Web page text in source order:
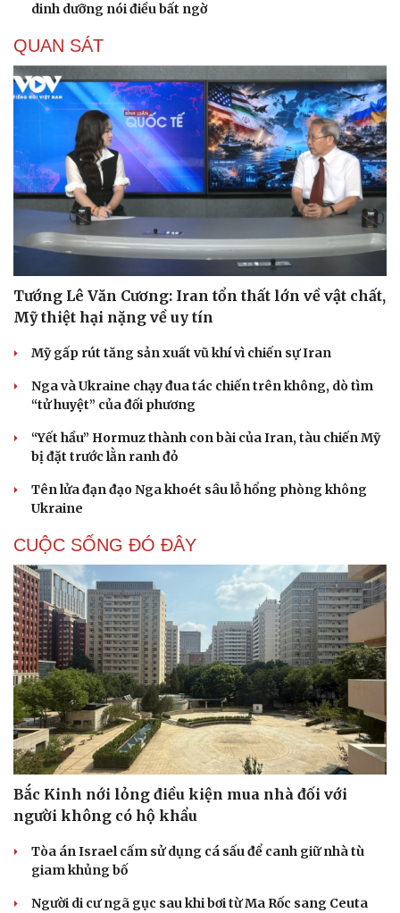
Tư vấn
Săn Tour
check-in
Podcast
Câu chuyện thời sự
Đọc truyện đêm khuya
Cửa sổ tình yêu
Hạt giống tâm hồn
dinh dưỡng nói điều bất ngờ
QUAN SÁT
Tướng Lê Văn Cương: Iran tổn thất lớn về vật chất,
Mỹ thiệt hại nặng về uy tín
Mỹ gấp rút tăng sản xuất vũ khí vì chiến sự Iran
Nga và Ukraine chạy đua tác chiến trên không, dò tìm
“tử huyệt” của đối phương
“Yết hầu” Hormuz thành con bài của Iran, tàu chiến Mỹ
bị đặt trước lằn ranh đỏ
Tên lửa đạn đạo Nga khoét sâu lỗ hổng phòng không
Ukraine
CUỘC SỐNG ĐÓ ĐÂY
Bắc Kinh nới lỏng điều kiện mua nhà đối với
người không có hộ khẩu
Tòa án Israel cấm sử dụng cá sấu để canh giữ nhà tù
giam khủng bố
Người di cư ngã gục sau khi bơi từ Ma Rốc sang Ceuta